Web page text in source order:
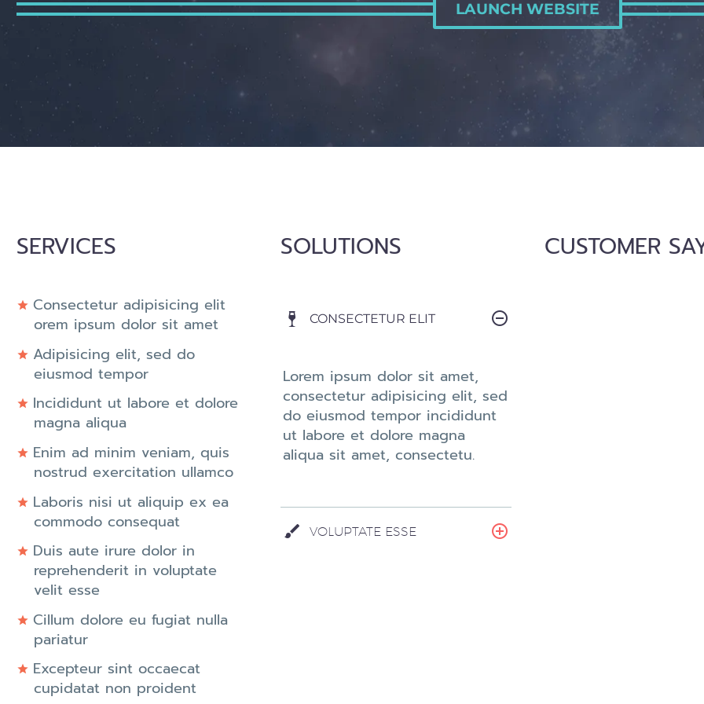
LAUNCH WEBSITE
SERVICES
Consectetur adipisicing elit
orem ipsum dolor sit amet
Adipisicing elit, sed do
eiusmod tempor
Incididunt ut labore et dolore
magna aliqua
Enim ad minim veniam, quis
nostrud exercitation ullamco
Laboris nisi ut aliquip ex ea
commodo consequat
Duis aute irure dolor in
reprehenderit in voluptate
velit esse
Cillum dolore eu fugiat nulla
pariatur
Excepteur sint occaecat
cupidatat non proident
SOLUTIONS
CONSECTETUR ELIT
Lorem ipsum dolor sit amet,
consectetur adipisicing elit, sed
do eiusmod tempor incididunt
ut labore et dolore magna
aliqua sit amet, consectetu.
VOLUPTATE ESSE
CUSTOMER